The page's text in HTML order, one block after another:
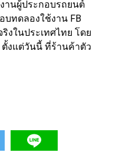
านผู้ประกอบรถยนต์
ทดลองใช้งาน FB
งในประเทศไทย โดย
งแต่วันนี้ ที่ร้านค้าตัว